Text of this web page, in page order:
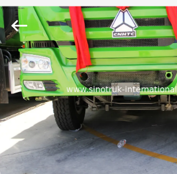
EVDE
ÜRÜN
BIZIM
HAKKIMIZDA
INTERNATIONAL
LTD..
All
Rights
Reserved.